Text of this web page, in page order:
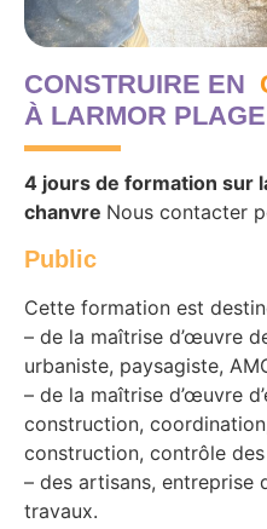
CONSTRUIRE EN
À LARMOR PLAGE
4 jours de formation sur
chanvre Nous contacter
Public
Cette formation est
– de la maîtrise d’œuvre
urbaniste, paysagiste,
– de la maîtrise d’œuvre
construction,
construction, contrôle
– des artisans, entreprise
travaux.